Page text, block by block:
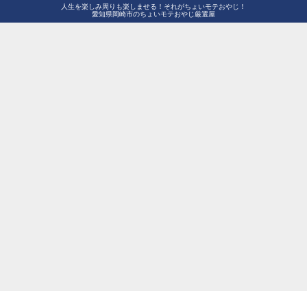
人生を楽しみ周りも楽しませる！それがちょいモテおやじ！
愛知県岡崎市のちょいモテおやじ厳選屋